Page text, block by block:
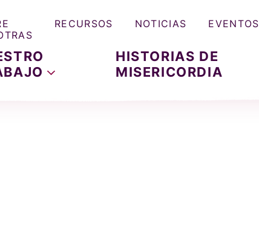
HISTORIAS DE
MISERICORDIA
RECURSOS NOTICIAS EVENTOS